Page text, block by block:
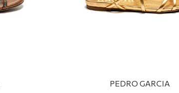
PEDRO GARCIA